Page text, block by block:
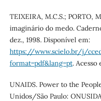
TEIXEIRA, M.C.S.; PORTO,
imaginário do medo.
dez., 1998. Disponível em:
https://www.scielo.br/j/
format=pdf&lang=pt. Acesso
UNAIDS. Power to the
Unidos/São Paulo: